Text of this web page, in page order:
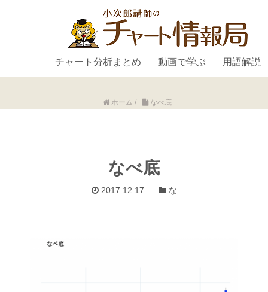
チャート分析まとめ 動画で学ぶ 用語解説
ホーム / なべ底
なべ底
2017.12.17 な